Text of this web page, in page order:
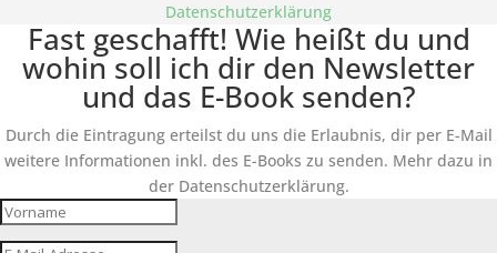
Datenschutzerklärung
Fast geschafft! Wie heißt du und
wohin soll ich dir den Newsletter
und das E-Book senden?
Durch die Eintragung erteilst du uns die Erlaubnis, dir per E-Mail
weitere Informationen inkl. des E-Books zu senden. Mehr dazu in
der Datenschutzerklärung.